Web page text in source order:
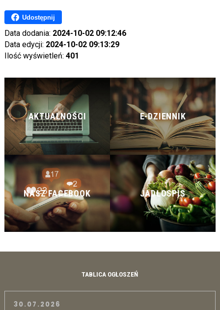
Udostępnij
Data dodania: 2024-10-02 09:12:46
Data edycji: 2024-10-02 09:13:29
Ilość wyświetleń: 401
AKTUALNOŚCI E-DZIENNIK
NASZ FACEBOOK JADŁOSPIS
TABLICA OGŁOSZEŃ
30.07.2026